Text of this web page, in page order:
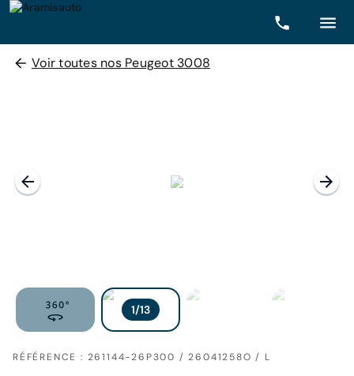
Voir toutes nos Peugeot 3008
RÉFÉRENCE : 261144-26P300 / 26041258O / L